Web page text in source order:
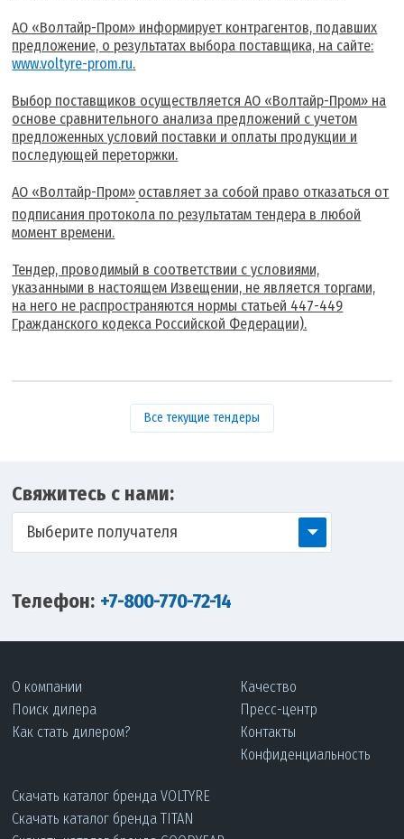
АО «Волтайр-Пром» информирует контрагентов, подавших
предложение, о результатах выбора поставщика, на сайте:
www.voltyre-prom.ru.
Выбор поставщиков осуществляется АО «Волтайр-Пром» на
основе сравнительного анализа предложений с учетом
предложенных условий поставки и оплаты продукции и
последующей переторжки.
АО «Волтайр-Пром» оставляет за собой право отказаться от
подписания протокола по результатам тендера в любой
момент времени.
Тендер, проводимый в соответствии с условиями,
указанными в настоящем Извещении, не является торгами,
на него не распространяются нормы статьей 447-449
Гражданского кодекса Российской Федерации).
Все текущие тендеры
Свяжитесь с нами:
Выберите получателя
Телефон: +7-800-770-72-14
О компании
Поиск дилера
Как стать дилером?
Качество
Пресс-центр
Контакты
Конфиденциальность
Скачать каталог бренда VOLTYRE
Скачать каталог бренда TITAN